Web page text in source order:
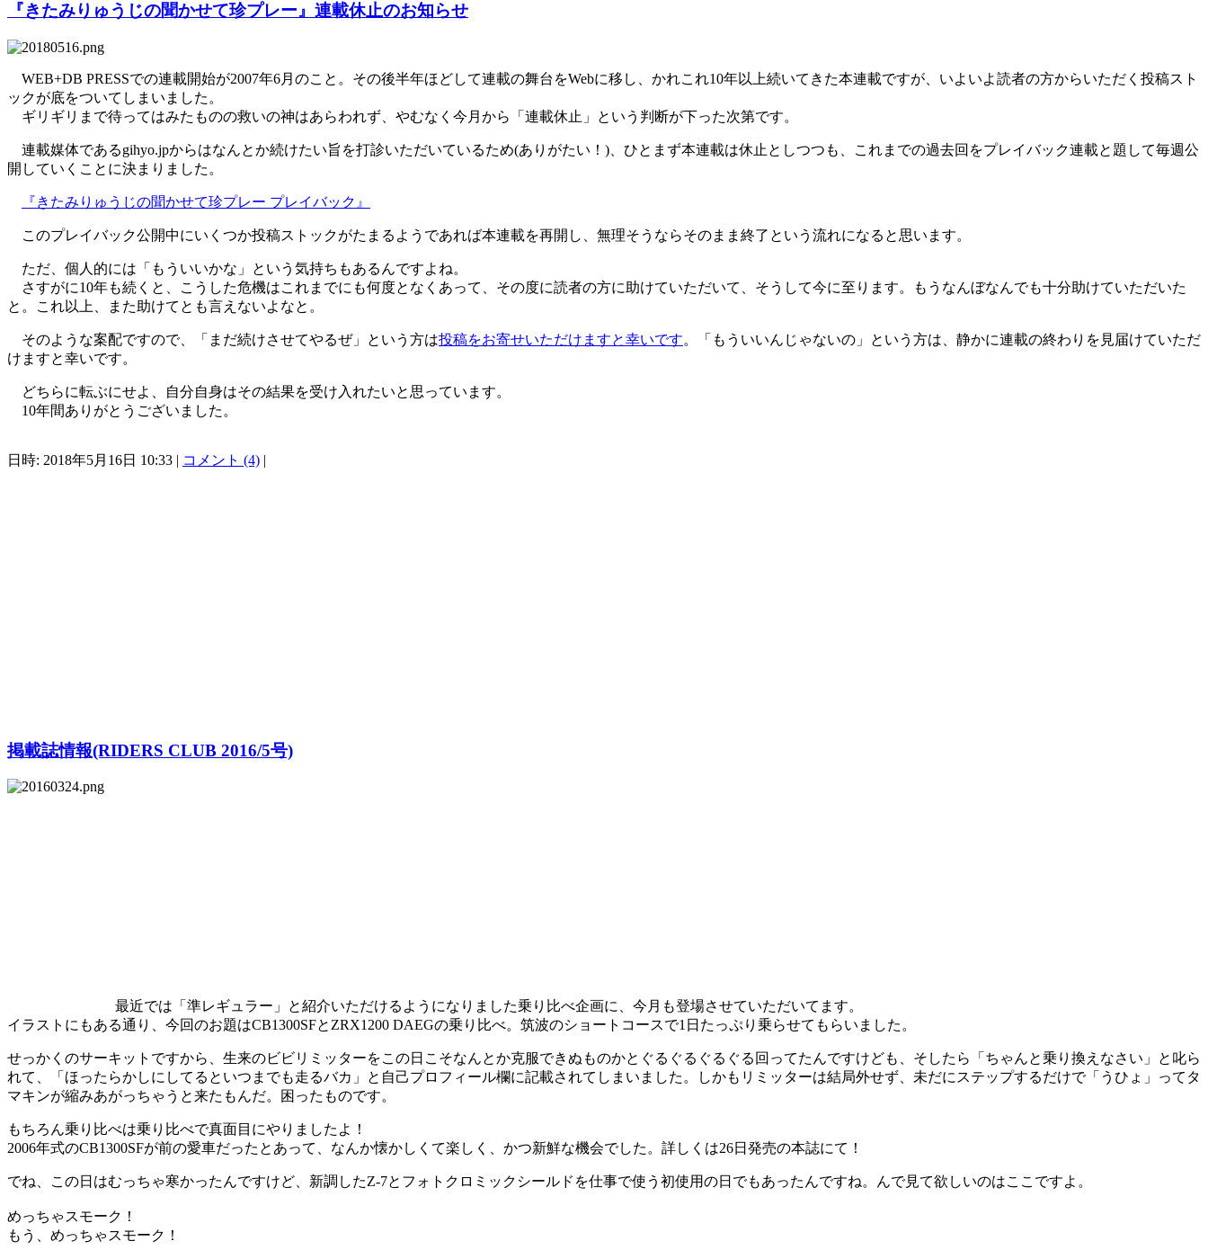
『きたみりゅうじの聞かせて珍プレー』連載休止のお知らせ
WEB+DB PRESSでの連載開始が2007年6月のこと。その後半年ほどして連載の舞台をWebに移し、かれこれ10年以上続いてきた本連載ですが、いよいよ読者の方からいただく投稿スト
ックが底をついてしまいました。
ギリギリまで待ってはみたものの救いの神はあらわれず、やむなく今月から「連載休止」という判断が下った次第です。
連載媒体であるgihyo.jpからはなんとか続けたい旨を打診いただいているため(ありがたい！)、ひとまず本連載は休止としつつも、これまでの過去回をプレイバック連載と題して毎週公
開していくことに決まりました。
『きたみりゅうじの聞かせて珍プレー プレイバック』
このプレイバック公開中にいくつか投稿ストックがたまるようであれば本連載を再開し、無理そうならそのまま終了という流れになると思います。
ただ、個人的には「もういいかな」という気持ちもあるんですよね。
さすがに10年も続くと、こうした危機はこれまでにも何度となくあって、その度に読者の方に助けていただいて、そうして今に至ります。もうなんぼなんでも十分助けていただいた
と。これ以上、また助けてとも言えないよなと。
そのような案配ですので、「まだ続けさせてやるぜ」という方は投稿をお寄せいただけますと幸いです。「もういいんじゃないの」という方は、静かに連載の終わりを見届けていただ
けますと幸いです。
どちらに転ぶにせよ、自分自身はその結果を受け入れたいと思っています。
10年間ありがとうございました。
日時: 2018年5月16日 10:33 | コメント (4) |
掲載誌情報(RIDERS CLUB 2016/5号)
最近では「準レギュラー」と紹介いただけるようになりました乗り比べ企画に、今月も登場させていただいてます。
イラストにもある通り、今回のお題はCB1300SFとZRX1200 DAEGの乗り比べ。筑波のショートコースで1日たっぷり乗らせてもらいました。
せっかくのサーキットですから、生来のビビリミッターをこの日こそなんとか克服できぬものかとぐるぐるぐるぐる回ってたんですけども、そしたら「ちゃんと乗り換えなさい」と叱ら
れて、「ほったらかしにしてるといつまでも走るバカ」と自己プロフィール欄に記載されてしまいました。しかもリミッターは結局外せず、未だにステップするだけで「うひょ」ってタ
マキンが縮みあがっちゃうと来たもんだ。困ったものです。
もちろん乗り比べは乗り比べで真面目にやりましたよ！
2006年式のCB1300SFが前の愛車だったとあって、なんか懐かしくて楽しく、かつ新鮮な機会でした。詳しくは26日発売の本誌にて！
でね、この日はむっちゃ寒かったんですけど、新調したZ-7とフォトクロミックシールドを仕事で使う初使用の日でもあったんですね。んで見て欲しいのはここですよ。
めっちゃスモーク！
もう、めっちゃスモーク！